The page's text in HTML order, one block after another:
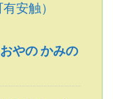
安触）
やの かみの